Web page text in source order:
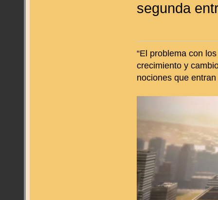
segunda
“El problema con
crecimiento y
nociones que